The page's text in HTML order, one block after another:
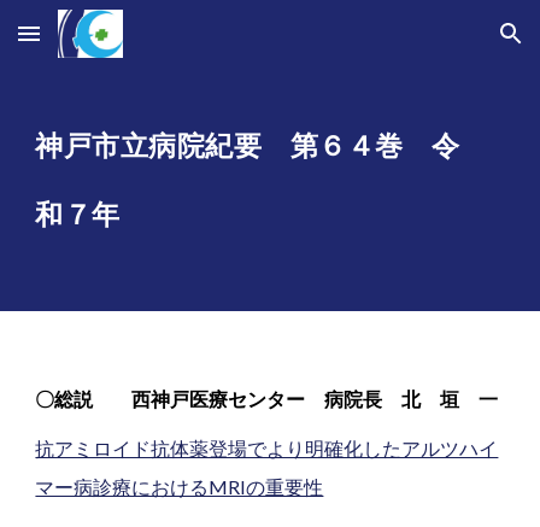
Skip to main content Skip to navigation
神戸市立病院紀要 第６ ４巻 令
和 ７年
〇総説 西神戸医療センター 病院長北 垣 一
抗アミロイド抗体薬登場でより明確化したアルツハイ
マー病診療におけるMRIの重要性